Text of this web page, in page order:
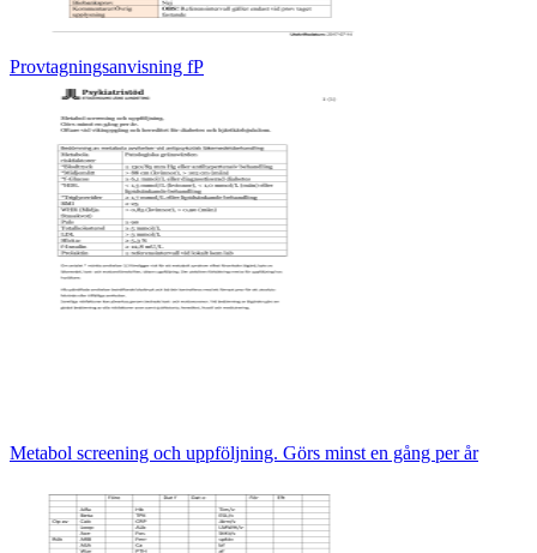
Provtagningsanvisning fP
Metabol screening och uppföljning. Görs minst en gång per år